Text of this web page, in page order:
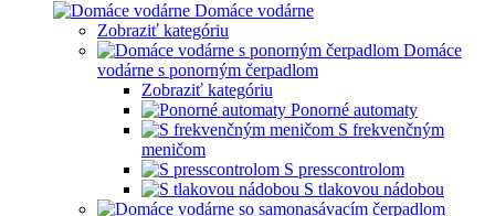
Domáce vodárne
Zobraziť kategóriu
Domáce
vodárne s ponorným čerpadlom
Zobraziť kategóriu
Ponorné automaty
S frekvenčným
meničom
S presscontrolom
S tlakovou nádobou